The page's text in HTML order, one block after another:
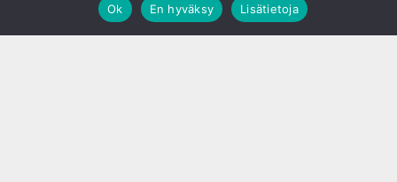
Ok
En hyväksy Lisätietoja